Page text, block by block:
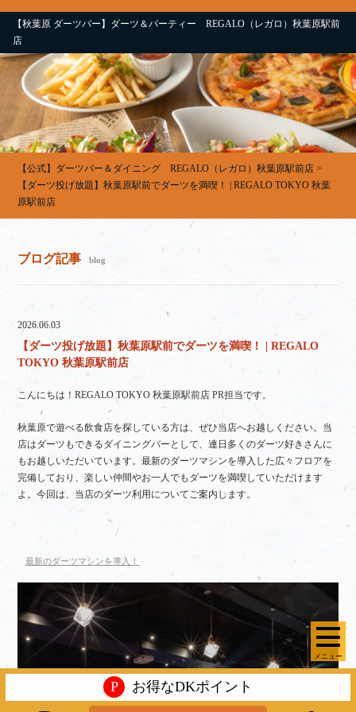
【秋葉原 ダーツバー】ダーツ＆パーティー REGALO（レガロ）秋葉原駅前
店
メニュー
【公式】ダーツバー＆ダイニング REGALO（レガロ）秋葉原駅前店 >
【ダーツ投げ放題】秋葉原駅前でダーツを満喫！ | REGALO TOKYO 秋葉
原駅前店
ブログ記事 blog
2026.06.03
【ダーツ投げ放題】秋葉原駅前でダーツを満喫！ | REGALO
TOKYO 秋葉原駅前店
こんにちは！REGALO TOKYO 秋葉原駅前店 PR担当です。
秋葉原で遊べる飲食店を探している方は、ぜひ当店へお越しください。当
店はダーツもできるダイニングバーとして、連日多くのダーツ好きさんに
もお越しいただいています。最新のダーツマシンを導入した広々フロアを
完備しており、楽しい仲間やお一人でもダーツを満喫していただけます
よ。今回は、当店のダーツ利用についてご案内します。
最新のダーツマシンを導入！
P お得なDKポイント